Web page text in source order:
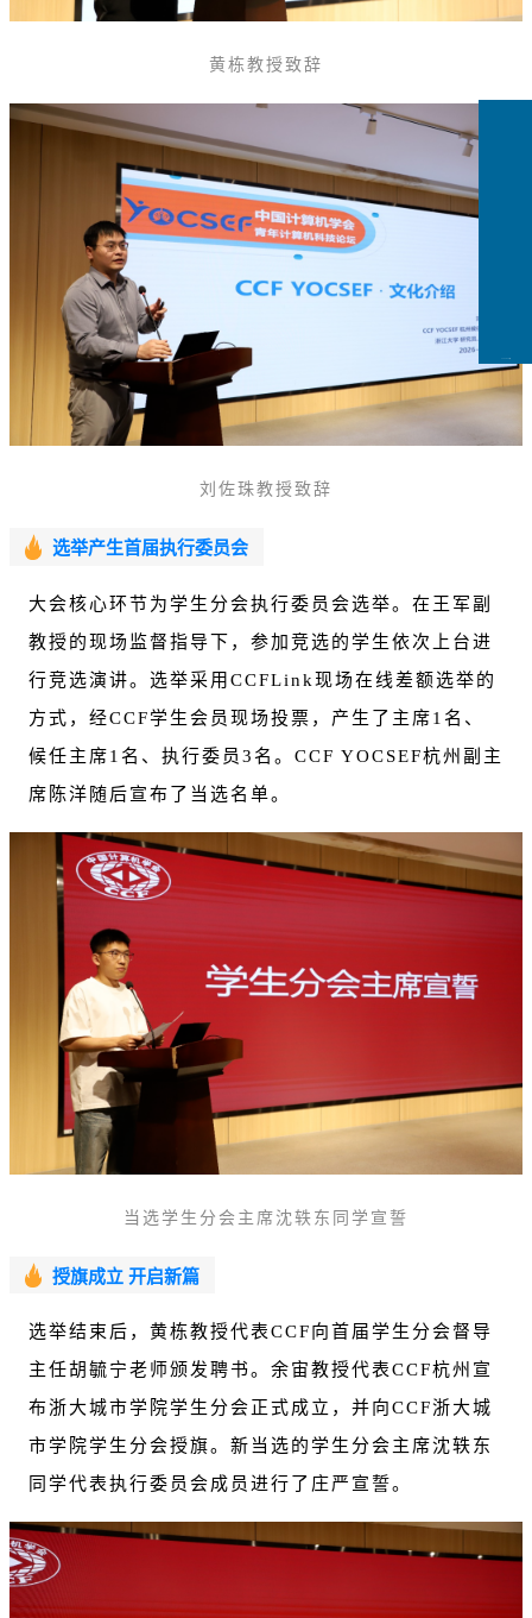
黄栋教授致辞
刘佐珠教授致辞
选举产生首届执行委员会
大会核心环节为学生分会执行委员会选举。在王军副
教授的现场监督指导下，参加竞选的学生依次上台进
行竞选演讲。选举采用 CCFLink现场在线差额选举的
方式，经CCF学生会员现场投票，产生了主席1名、
候任主席1名、执行委员3名。CCF YOCSEF杭州副主
席陈洋随后宣布了当选名单。
当选学生分会主席沈轶东同学宣誓
授旗成立 开启新篇
选举结束后，黄栋教授代表CCF向首届学生分会督导
主任胡毓宁老师颁发聘书。余宙教授代表CCF杭州宣
布浙大城市学院学生分会正式成立，并向CCF浙大城
市学院学生分会授旗。新当选的学生分会主席沈轶东
同学代表执行委员会成员进行了庄严宣誓。